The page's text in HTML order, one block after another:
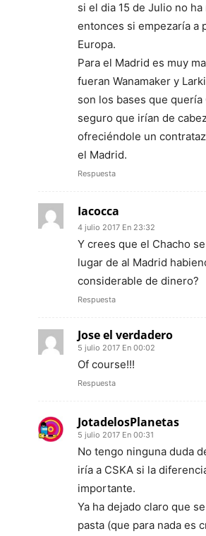
si el dia 15 de Julio no
entonces si empezaría a
Europa.
Para el Madrid es muy
fueran Wanamaker y
son los bases que quería
seguro que irían de
ofreciéndole un
el Madrid.
Respuesta
Iacocca
4 julio 2017 En 23:32
Y crees que el Chacho
lugar de al Madrid
considerable de dinero?
Respuesta
Jose el verdadero
5 julio 2017 En 00:02
Of course!!!
Respuesta
JotadelosPlanetas
5 julio 2017 En 00:31
No tengo ninguna duda
iría a CSKA si la
importante.
Ya ha dejado claro que
pasta (que para nada es